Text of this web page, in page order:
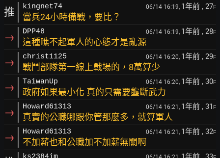
推 kingnet74 06/14 16:19, 1年前 , 27F
當兵24小時備戰，要比？
→ DPP48 06/14 16:19, 1年前 , 28F
這種瞧不起軍人的心態才是亂源
→ christ1125 06/14 16:20, 1年前 , 29F
戰鬥部隊第一線上戰場的，8萬算少
→ TaiwanUp 06/14 16:20, 1年前 , 30F
政府如果最小化 真的只需要壟斷武力
→ Howard61313 06/14 16:21, 1年前 , 31 F
真實的公職哪跟你管那麼多，就算軍人
→ Howard61313 06/14 16:21, 1年前 , 32F
不加薪也和公職加不加薪無關啊